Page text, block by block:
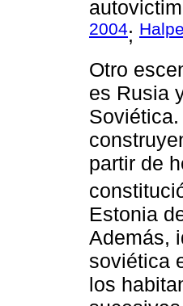
2004;
Otro
es Rusia
partir de
Estonia
Además,
soviética
los